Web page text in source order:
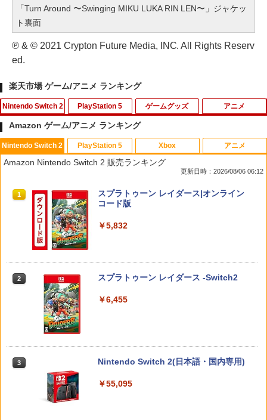
「Turn Around 〜Swinging MIKU LUKA RIN LEN〜」ジャケッ
ト裏面
℗ & © 2021 Crypton Future Media, INC. All Rights Reserv
ed.
楽天市場 ゲーム/アニメ ランキング
Nintendo Switch 2
1
Nintendo Switch2 ケース EVA キャリン
グケース 耐衝撃 大容量収納 Switch 保護
ケース 収納バッグ ニンテンドー スイッ
ームカード
2
ース キャリングケース 耐衝撃 スイッチ
チ カバー バッグ バック ポータブル Nint
Switch2 ケース Switch2 保護フィルム
PlayStation 5 ゲームグッズ
1
【中古】SDガンダム Gジェネレーション
ウォーズ 特典 Gジェネレーション ウォ
ーズ プレイヤーズバイブル付き
￥350
店
￥2,480
3
【中古】ポケットモンスター バイオレッ
アニメ
Amazon ゲーム/アニメ ランキング
Nintendo Switch 2
Amazon Nintendo Switch 2 販売ランキング
更新日時：2026/08/06 06:12
1
スプラトゥーン レイダース|オンライン
コード版
￥5,832
2 スプラトゥーン レイダース -Switch2
￥6,455
3 Nintendo Switch 2(日本語・国内専用)
￥55,095
PlayStation 5 Xbox アニメ